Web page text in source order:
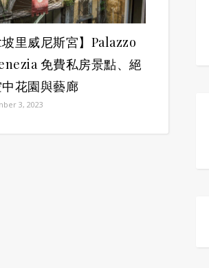
坡里威尼斯宮】Palazzo
免費私房景點、絕
花園與藝廊
3, 2023